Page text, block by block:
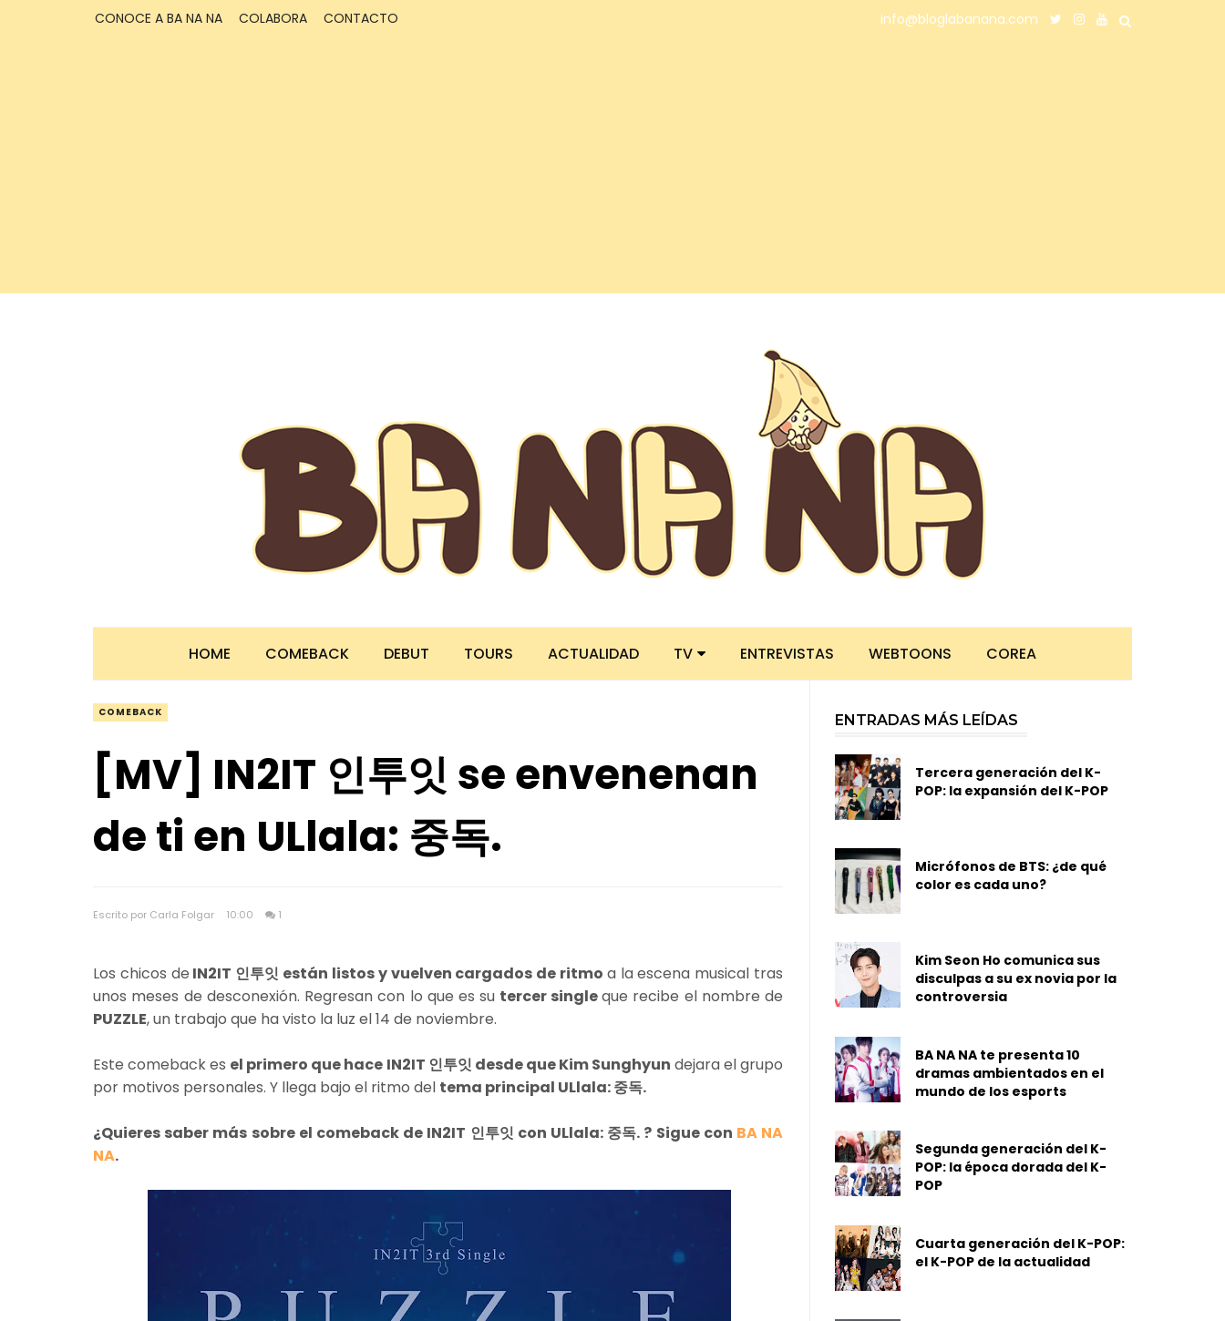
CONOCE A BA NA NA COLABORA CONTACTO info@bloglabanana.com
HOME COMEBACK DEBUT TOURS ACTUALIDAD TV ENTREVISTAS WEBTOONS COREA
COMEBACK
[MV] IN2IT 인투잇 se envenenan
de ti en ULlala: 중독.
Escrito por Carla Folgar 10:00 1
Los chicos de IN2IT 인투잇 están listos y vuelven cargados de ritmo a la escena musical tras
unos meses de desconexión. Regresan con lo que es su tercer singleque recibe el nombre de
PUZZLE, un trabajo que ha visto la luz el 14 de noviembre.
Este comeback es el primero que hace IN2IT 인투잇 desde que Kim Sunghyun dejara el grupo
por motivos personales. Y llega bajo el ritmo del tema principal ULlala: 중독.
¿Quieres saber más sobre el comeback de IN2IT 인투잇 con ULlala: 중독. ? Sigue con BA NA
NA.
ENTRADAS MÁS LEÍDAS
Tercera generación del K-
POP: la expansión del K-POP
Micrófonos de BTS: ¿de qué
color es cada uno?
Kim Seon Ho comunica sus
disculpas a su ex novia por la
controversia
BA NA NA te presenta 10
dramas ambientados en el
mundo de los esports
Segunda generación del K-
POP: la época dorada del K-
POP
Cuarta generación del K-POP:
el K-POP de la actualidad